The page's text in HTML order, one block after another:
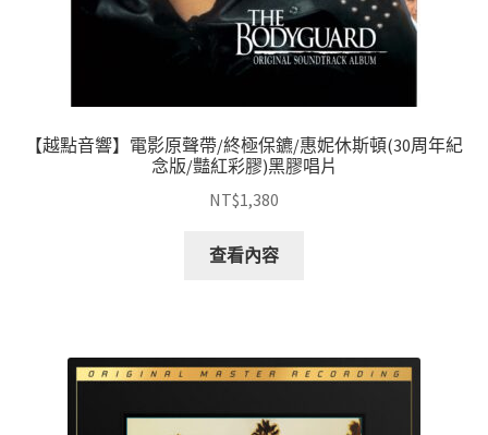
【越點音響】電影原聲帶/終極保鑣/惠妮休斯頓(30周年紀
念版/豔紅彩膠)黑膠唱片
NT$1,380
查看內容